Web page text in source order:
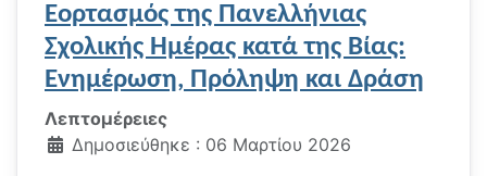
Εορτασμός της Πανελλήνιας
Σχολικής Ημέρας κατά της Βίας:
Ενημέρωση, Πρόληψη και Δράση
Λεπτομέρειες
Δημοσιεύθηκε : 06 Μαρτίου 2026